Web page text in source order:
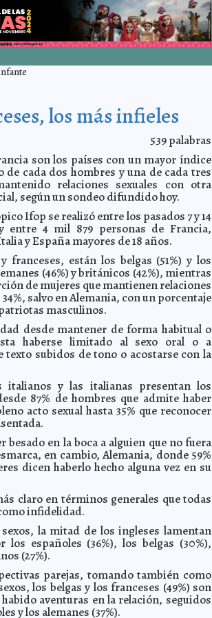
los más infieles
539palabras
son los países con un mayor índice
cada dos hombres y una de cada tres
relaciones sexuales con otra
según un sondeo difundido hoy.
Ifop se realizó entre los pasados 7 y 14
4 mil 879 personas de Francia,
y España mayores de 18 años.
franceses, están los belgas (51%) y los
(46%) y británicos (42%), mientras
de mujeres que mantienen relaciones
salvo en Alemania, con un porcentaje
masculinos.
desde mantener de forma habitual o
haberse limitado al sexo oral o a
texto subidos de tono o acostarse con la
italianos y las italianas presentan los
87% de hombres que admite haber
acto sexual hasta 35% que reconocer
en la boca a alguien que no fuera
en cambio, Alemania, donde 59%
dicen haberlo hecho alguna vez en su
claro en términos generales que todas
infidelidad.
la mitad de los ingleses lamentan
españoles (36%), los belgas (30%),
(27%).
parejas, tomando también como
los belgas y los franceses (49%) son
aventuras en la relación, seguidos
y los alemanes (37%).